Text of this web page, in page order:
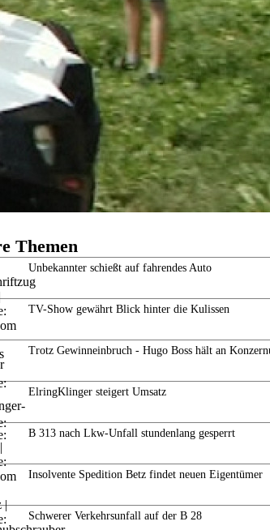
Themen
Unbekannter schießt auf fahrendes Auto
TV-Show gewährt Blick hinter die Kulissen
Trotz Gewinneinbruch - Hugo Boss hält an
ElringKlinger steigert Umsatz
B 313 nach Lkw-Unfall stundenlang gesperrt
Insolvente Spedition Betz findet neuen Eigentümer
Schwerer Verkehrsunfall auf der B 28